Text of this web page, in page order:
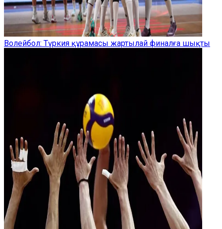
Волейбол: Түркия құрамасы жартылай финалға шықты